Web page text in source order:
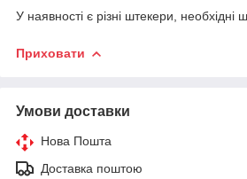
У наявності є різні штекери, необхідні
Приховати
Умови доставки
Нова Пошта
Доставка поштою